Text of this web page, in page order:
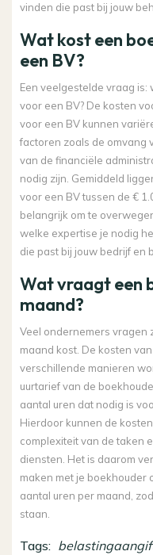
vinden die past bij jouw
Wat kost een
een BV?
Een veelgestelde vraag
voor een BV? De kosten
voor een BV kunnen
factoren zoals de omvang
van de financiële
nodig zijn. Gemiddeld
voor een BV tussen de €
belangrijk om te
welke expertise je nodig
die past bij jouw bedrijf en
Wat vraagt een
maand?
Veel ondernemers vragen
maand kost. De kosten
verschillende manieren
uurtarief van de
aantal uren dat nodig is
Hierdoor kunnen de
complexiteit van de taken
diensten. Het is daarom
maken met je boekhouder
aantal uren per maand,
staan.
Tags: